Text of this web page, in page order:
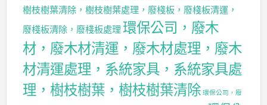
樹枝樹葉清除，樹枝樹葉處理，廢棧板，廢棧板清運，
廢棧板清除，廢棧板處理 環保公司，廢木
材，廢木材清運，廢木材處理，廢木
材清運處理，系統家具，系統家具處
理，樹枝樹葉，樹枝樹葉清除 環保公司，廢